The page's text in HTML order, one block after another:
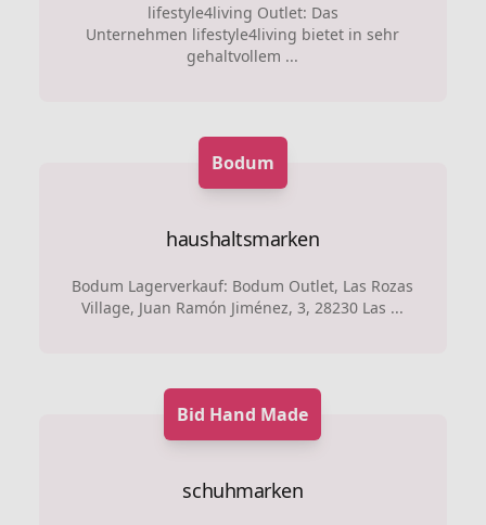
lifestyle4living Outlet: Das
Unternehmen lifestyle4living bietet in sehr
gehaltvollem ...
Bodum
haushaltsmarken
Bodum Lagerverkauf: Bodum Outlet, Las Rozas
Village, Juan Ramón Jiménez, 3, 28230 Las ...
Bid Hand Made
schuhmarken